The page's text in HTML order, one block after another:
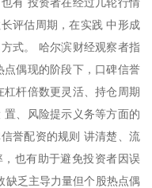
评估周期，在实践 中形成
式。 哈尔滨财经观察者指
偶现的阶段下，口碑信誉
杆倍数更灵活、持仓周期
、风险提示义务等方面的
誉配资的规则 讲清楚、流
也有助于避免投资者因误
缺乏主导力量但个股热点偶